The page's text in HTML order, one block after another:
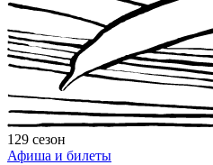
129 сезон
Афиша и билеты